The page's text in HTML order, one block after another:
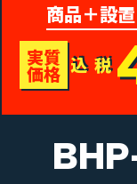
商品＋設
実質
価格 税込